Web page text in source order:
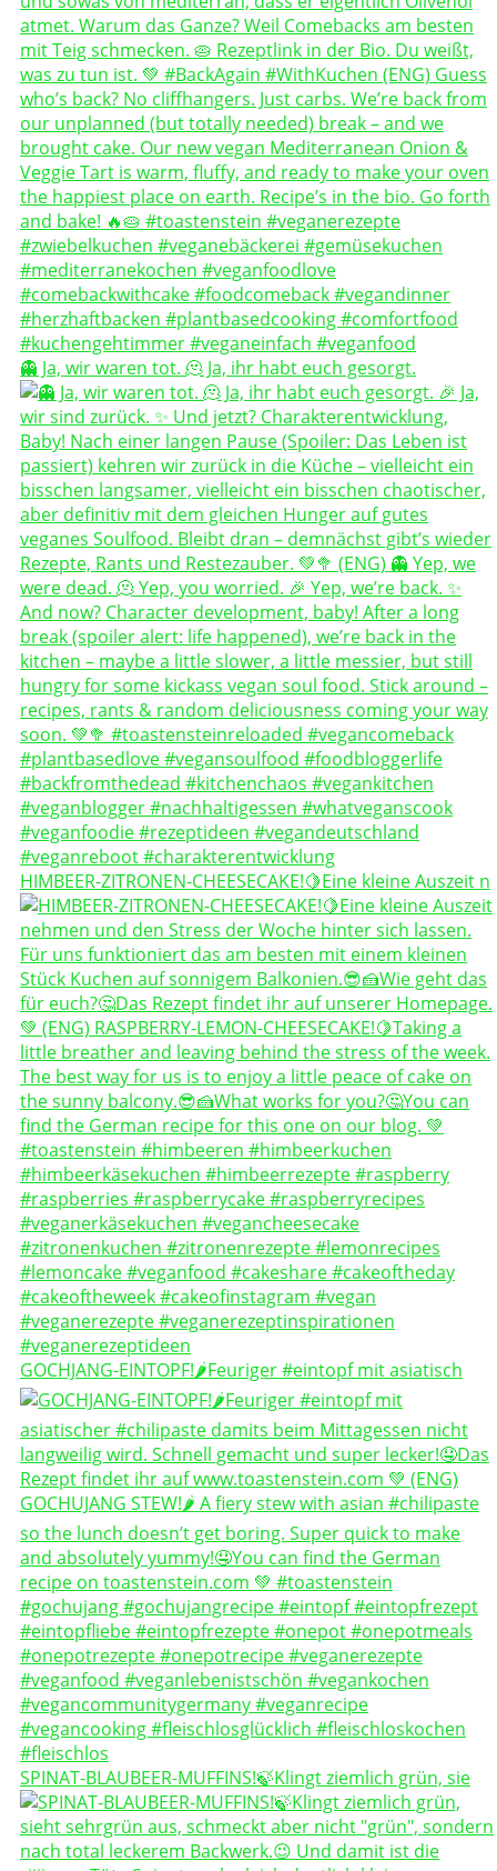
👻 Ja, wir waren tot. 🫠 Ja, ihr habt euch gesorgt.
HIMBEER-ZITRONEN-CHEESECAKE!🍋Eine kleine Auszeit n
GOCHJANG-EINTOPF!🌶️Feuriger #eintopf mit asiatisch
SPINAT-BLAUBEER-MUFFINS!🍃Klingt ziemlich grün, sie